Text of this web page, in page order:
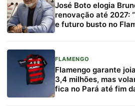
José Boto elogia
renovação até 2027:
e futuro busto no
FLAMENGO
Flamengo garante
3,4 milhões, mas
fica no Pará até fim